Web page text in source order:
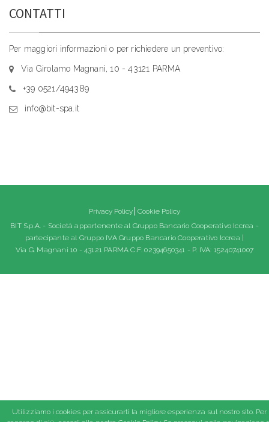
CONTATTI
Per maggiori informazioni o per richiedere un preventivo:
Via Girolamo Magnani, 10 - 43121 PARMA
+39 0521/494389
info@bit-spa.it
Privacy Policy Cookie Policy
BIT S.p.A. - Società appartenente al Gruppo Bancario Cooperativo Iccrea -
partecipante al Gruppo IVA Gruppo Bancario Cooperativo Iccrea |
Via G. Magnani 10 - 43121 PARMA C.F: 02394650341 - P. IVA: 15240741007
Utilizziamo i cookies per assicurarti la migliore esperienza sul nostro sito. Per